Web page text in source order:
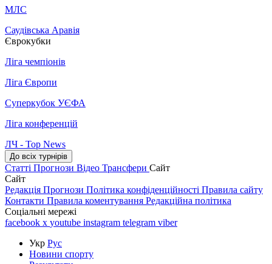
МЛС
Саудівська Аравія
Єврокубки
Ліга чемпіонів
Ліга Європи
Суперкубок УЄФА
Ліга конференцій
ЛЧ - Top News
До всіх турнірів
Статті Прогнози Відео Трансфери Сайт
Сайт
Редакція Прогнози Політика конфіденційності Правила сайту
Контакти Правила коментування Редакційна політика
Соціальні мережі
facebook x youtube instagram telegram viber
Укр Рус
Новини спорту